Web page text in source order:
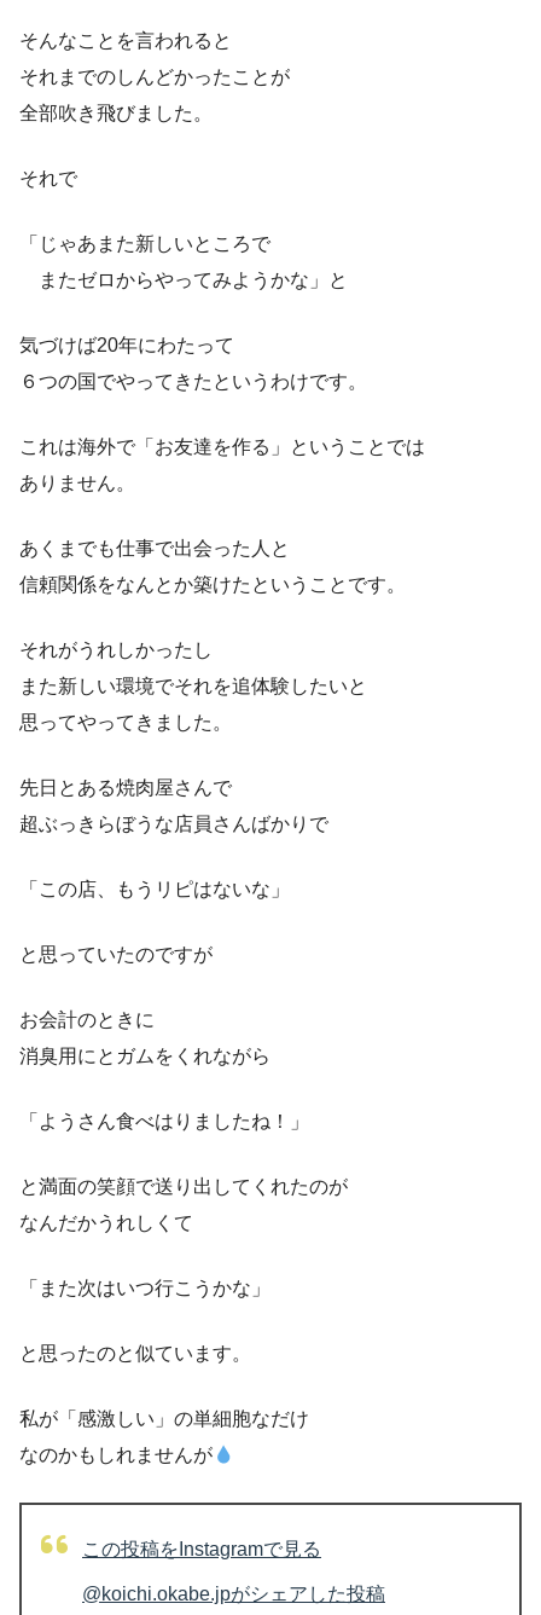
そんなことを言われると
それまでのしんどかったことが
全部吹き飛びました。
それで
「じゃあまた新しいところで
またゼロからやってみようかな」と
気づけば20年にわたって
６つの国でやってきたというわけです。
これは海外で「お友達を作る」ということでは
ありません。
あくまでも仕事で出会った人と
信頼関係をなんとか築けたということです。
それがうれしかったし
また新しい環境でそれを追体験したいと
思ってやってきました。
先日とある焼肉屋さんで
超ぶっきらぼうな店員さんばかりで
「この店、もうリピはないな」
と思っていたのですが
お会計のときに
消臭用にとガムをくれながら
「ようさん食べはりましたね！」
と満面の笑顔で送り出してくれたのが
なんだかうれしくて
「また次はいつ行こうかな」
と思ったのと似ています。
私が「感激しい」の単細胞なだけ
なのかもしれませんが
この投稿をInstagramで見る
@koichi.okabe.jpがシェアした投稿